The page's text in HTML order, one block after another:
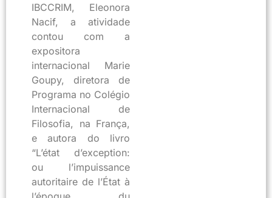
IBCCRIM, Eleonora
Nacif, a atividade
contou com a
expositora
internacional Marie
Goupy, diretora de
Programa no Colégio
Internacional de
Filosofia, na França,
e autora do livro
“L’état d’exception:
ou l’impuissance
autoritaire de l’État à